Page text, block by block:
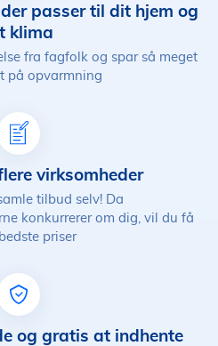
passer til dit hjem og
klima
fra fagfolk og spar så meget
på opvarmning
virksomheder
tilbud selv! Da
konkurrerer om dig, vil du få
priser
og gratis at indhente